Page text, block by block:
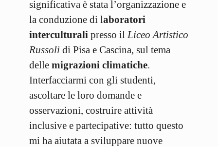
significativa è stata l’organizzazione e
la conduzione di laboratori
interculturali presso ilLiceo Artistico
Russoli di Pisa e Cascina, sul tema
delle migrazioni climatiche.
Interfacciarmi con gli studenti,
ascoltare le loro domande e
osservazioni, costruire attività
inclusive e partecipative: tutto questo
mi ha aiutata a sviluppare nuove